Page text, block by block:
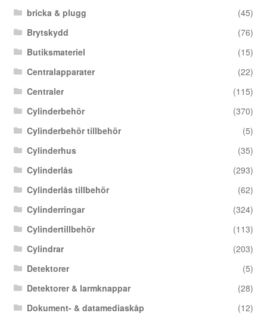
bricka & plugg
(45)
Brytskydd
(76)
Butiksmateriel
(15)
Centralapparater
(22)
Centraler
(115)
Cylinderbehör
(370)
Cylinderbehör tillbehör
(5)
Cylinderhus
(35)
Cylinderlås
(293)
Cylinderlås tillbehör
(62)
Cylinderringar
(324)
Cylindertillbehör
(113)
Cylindrar
(203)
Detektorer
(5)
Detektorer & larmknappar
(28)
Dokument- & datamediaskåp
(12)